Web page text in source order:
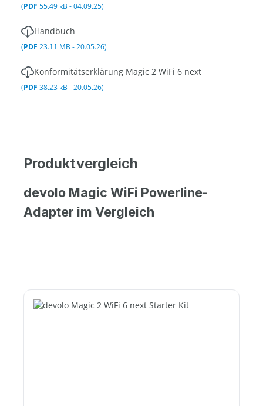
(PDF 55.49 kB - 04.09.25)
Handbuch
(PDF 23.11 MB - 20.05.26)
Konformitätserklärung Magic 2 WiFi 6 next
(PDF 38.23 kB - 20.05.26)
Produktvergleich
devolo Magic WiFi Powerline-
Adapter im Vergleich